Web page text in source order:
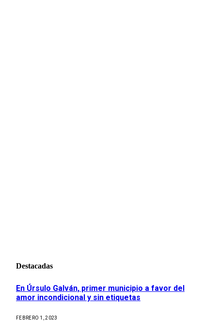
Destacadas
En Úrsulo Galván, primer municipio a favor del
amor incondicional y sin etiquetas
FEBRERO 1, 2023